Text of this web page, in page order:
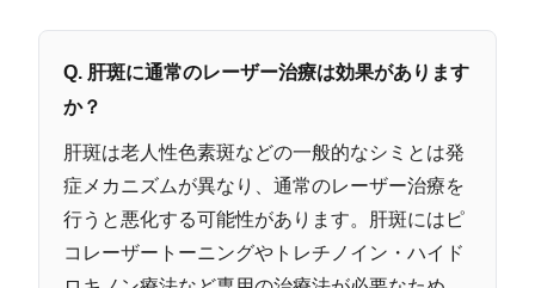
Q. 肝斑に通常のレーザー治療は効果があります
か？
肝斑は老人性色素斑などの一般的なシミとは発
症メカニズムが異なり、通常のレーザー治療を
行うと悪化する可能性があります。肝斑にはピ
コレーザートーニングやトレチノイン・ハイド